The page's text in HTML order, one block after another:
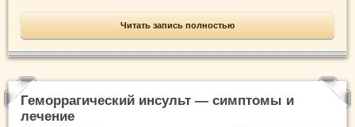
Читать запись полностью
Геморрагический инсульт — симптомы и
лечение